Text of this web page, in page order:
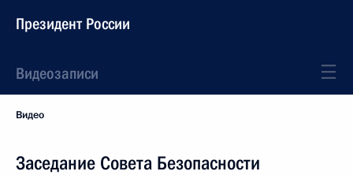
Президент России
Видеозаписи
Видео
Заседание Совета Безопасности